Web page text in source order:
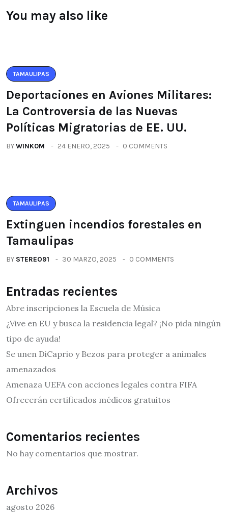
You may also like
TAMAULIPAS
Deportaciones en Aviones Militares:
La Controversia de las Nuevas
Políticas Migratorias de EE. UU.
BYWINK0M 24 ENERO, 2025 0 COMMENTS
TAMAULIPAS
Extinguen incendios forestales en
Tamaulipas
BY STEREO91 30 MARZO, 2025 0 COMMENTS
Entradas recientes
Abre inscripciones la Escuela de Música
¿Vive en EU y busca la residencia legal? ¡No pida ningún
tipo de ayuda!
Se unen DiCaprio y Bezos para proteger a animales
amenazados
Amenaza UEFA con acciones legales contra FIFA
Ofrecerán certificados médicos gratuitos
Comentarios recientes
No hay comentarios que mostrar.
Archivos
agosto 2026